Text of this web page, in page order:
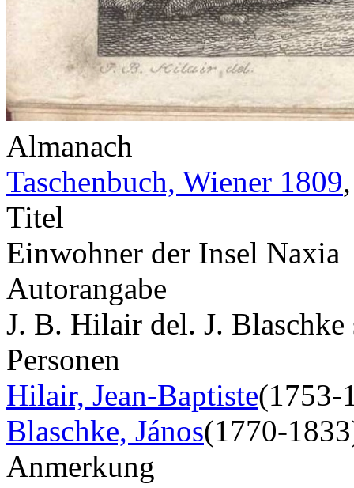
Almanach
Taschenbuch, Wiener 1809
Titel
Einwohner der Insel Naxia
Autorangabe
J. B. Hilair del. J. Blaschke
Personen
Hilair, Jean-Baptiste(1753-
Blaschke, János(1770-
Anmerkung